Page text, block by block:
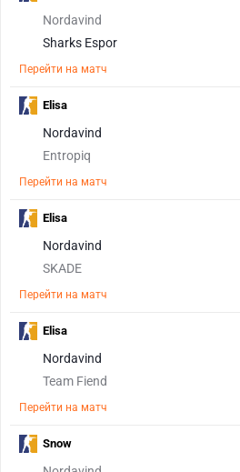
Nordavind
Sharks Espor
Перейти на матч
Nordavind
Entropiq
Перейти на матч
Elisa
Nordavind
SKADE
Перейти на матч
Elisa
Nordavind
Team Fiend
Перейти на матч
Elisa
Snow